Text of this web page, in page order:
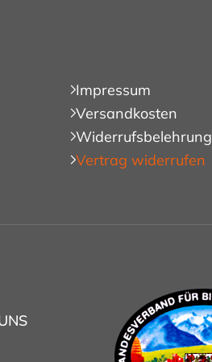
Impressum
Versandkosten
Widerrufsbelehrung
Vertrag widerrufen